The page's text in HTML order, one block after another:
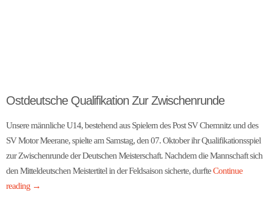
Ostdeutsche Qualifikation Zur Zwischenrunde
Unsere männliche U14, bestehend aus Spielern des Post SV Chemnitz und des
SV Motor Meerane, spielte am Samstag, den 07. Oktober ihr Qualifikationsspiel
zur Zwischenrunde der Deutschen Meisterschaft. Nachdem die Mannschaft sich
den Mitteldeutschen Meistertitel in der Feldsaison sicherte, durfteContinue
reading →